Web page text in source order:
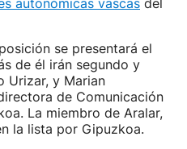
autonómicas vascas del
se presentará el
de él irán segundo y
Urizar, y Marian
de Comunicación
La miembro de Aralar,
la lista por Gipuzkoa.